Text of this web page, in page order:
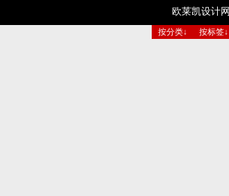
欧莱凯设计网
按分类↓
按标签↓